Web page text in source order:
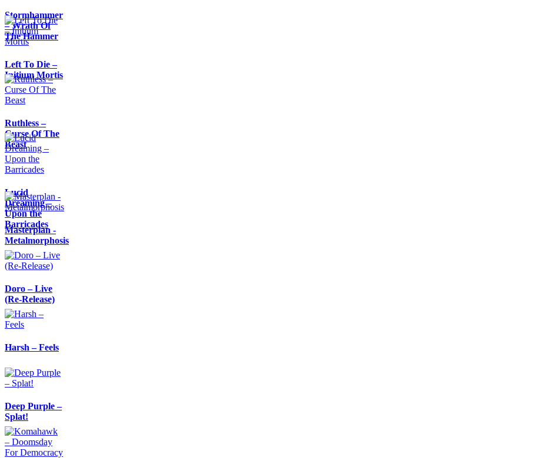
Stormhammer
– Wrath Of
The Hammer
Left To Die –
Initium Mortis
Ruthless –
Curse Of The
Beast
Lucid
Dreaming –
Upon the
Barricades
Masterplan -
Metalmorphosis
Doro – Live
(Re-Release)
Harsh – Feels
Deep Purple –
Splat!